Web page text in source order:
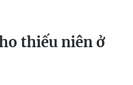
thiếu niên ở